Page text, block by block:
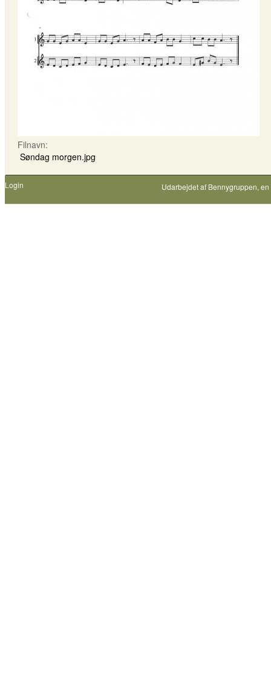
Filnavn:
Søndag morgen.jpg
Login Udarbejdet af Bennygruppen,